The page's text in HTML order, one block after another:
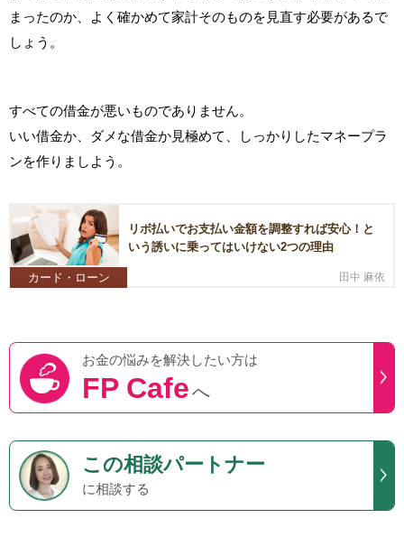
まったのか、よく確かめて家計そのものを見直す必要があるで
しょう。
すべての借金が悪いものでありません。
いい借金か、ダメな借金か見極めて、しっかりしたマネープラ
ンを作りましよう。
リボ払いでお支払い金額を調整すれば安心！と
いう誘いに乗ってはいけない2つの理由
カード・ローン 田中 麻依
お金の悩みを解決したい方は
FP Cafeへ
この相談パートナー
に相談する